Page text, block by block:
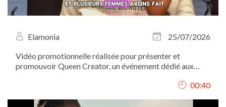
Elamonia
25/07/2026
Vidéo promotionnelle réalisée pour présenter et
promouvoir Queen Creator, un événement dédié aux
concept de la vidéo, assuré le tournage et réalisé le 00:40